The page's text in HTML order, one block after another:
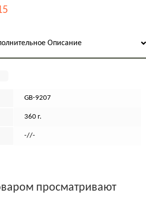
Описание
GB-9207
360 г.
-//-
просматривают